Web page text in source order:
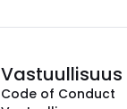
Vastuullisuus
Code of Conduct